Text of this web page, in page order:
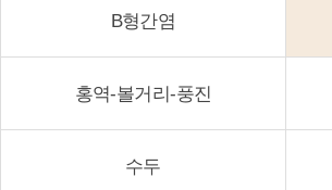
B형간염
홍역-볼거리-풍진
수두